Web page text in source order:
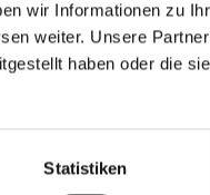
wir Informationen zu
weiter. Unsere
haben oder die
Statistiken
con
y escalar